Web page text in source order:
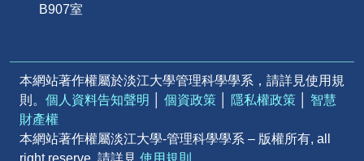
B907室
本網站著作權屬於淡江大學管理科學學系，請詳見使用規
則。 個人資料告知聲明 個資政策 隱私權政策
智慧
財產權
本網站著作權屬淡江大學-管理科學學系 – 版權所有, all
right reserve. 請詳見 使用規則